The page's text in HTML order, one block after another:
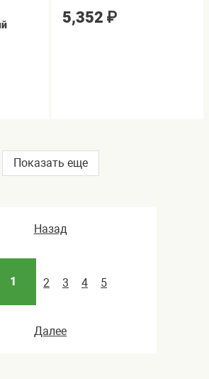
5,352 ₽
Показать еще
Назад
1 2 3 4 5
Далее